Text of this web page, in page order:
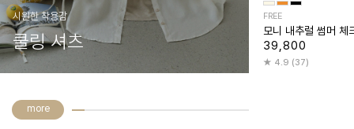
시원한 착용감
쿨링 셔츠
FREE
모니 내추럴 썸머 체
39,800
4.9 (37)
more